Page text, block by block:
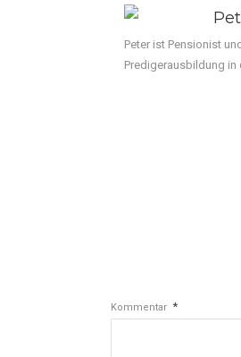
Peter ist Pensionist
Predigerausbildung in
Kommentar *